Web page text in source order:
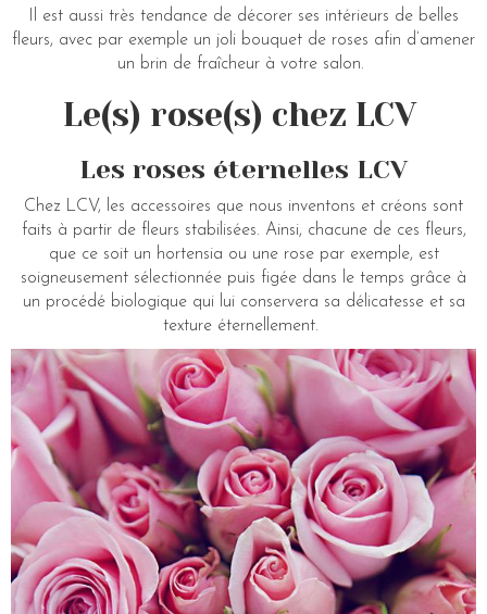
Il est aussi très tendance de décorer ses intérieurs de belles
fleurs, avec par exemple un joli bouquet de roses afin d’amener
un brin de fraîcheur à votre salon.
Le(s) rose(s) chez LCV
Les roses éternelles LCV
Chez LCV, les accessoires que nous inventons et créons sont
faits à partir de fleurs stabilisées. Ainsi, chacune de ces fleurs,
que ce soit un hortensia ou une rose par exemple, est
soigneusement sélectionnée puis figée dans le temps grâce à
un procédé biologique qui lui conservera sa délicatesse et sa
texture éternellement.